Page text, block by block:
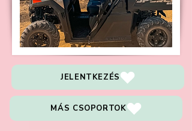
JELENTKEZÉS
MÁS CSOPORTOK